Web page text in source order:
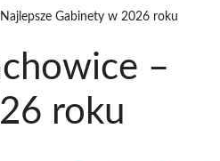
Gabinety w 2026 roku
–
roku